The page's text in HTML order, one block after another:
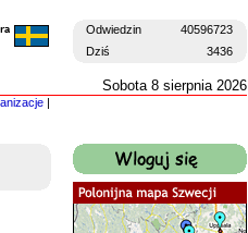
Odwiedzin
40596723
Dziś
3436
Sobota 8 sierpnia 2026
|